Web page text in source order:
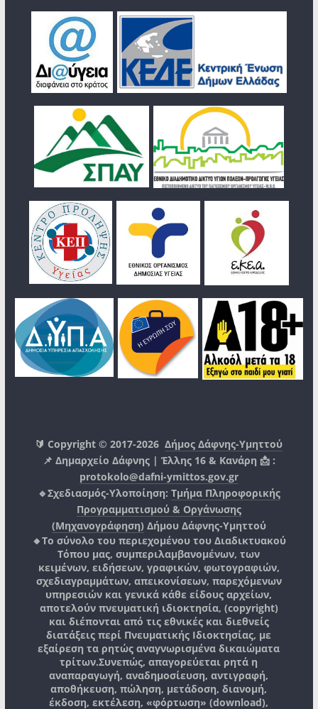
🔰 Copyright © 2017-2026Δήμος Δάφνης-Υμηττού
📌 Δημαρχείο Δάφνης | Έλλης 16 & Κανάρη 📩 :
protokolo@dafni-ymittos.gov.gr
🔹Σχεδιασμός-Υλοποίηση: Τμήμα Πληροφορικής
Προγραμματισμού & Οργάνωσης
(Μηχανογράφηση) Δήμου Δάφνης-Υμηττού
🔸Το σύνολο του περιεχομένου του Διαδικτυακού
Τόπου μας, συμπεριλαμβανομένων, των
κειμένων, ειδήσεων, γραφικών, φωτογραφιών,
σχεδιαγραμμάτων, απεικονίσεων, παρεχόμενων
υπηρεσιών και γενικά κάθε είδους αρχείων,
αποτελούν πνευματική ιδιοκτησία, (copyright)
και διέπονται από τις εθνικές και διεθνείς
διατάξεις περί Πνευματικής Ιδιοκτησίας, με
εξαίρεση τα ρητώς αναγνωρισμένα δικαιώματα
τρίτων.Συνεπώς, απαγορεύεται ρητά η
αναπαραγωγή, αναδημοσίευση, αντιγραφή,
αποθήκευση, πώληση, μετάδοση, διανομή,
έκδοση, εκτέλεση, «φόρτωση» (download),